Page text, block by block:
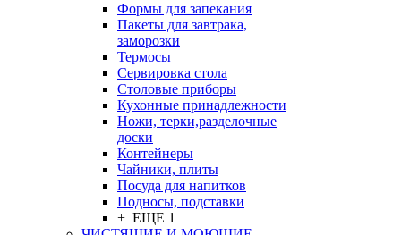
Формы для запекания
Пакеты для завтрака,
заморозки
Термосы
Сервировка стола
Столовые приборы
Кухонные принадлежности
Ножи, терки,разделочные
доски
Контейнеры
Чайники, плиты
Посуда для напитков
Подносы, подставки
+ ЕЩЕ 1